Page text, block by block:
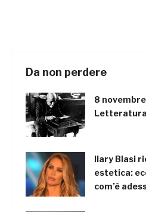
Da non perdere
8
Ilary Blasi
estetica:
com’è